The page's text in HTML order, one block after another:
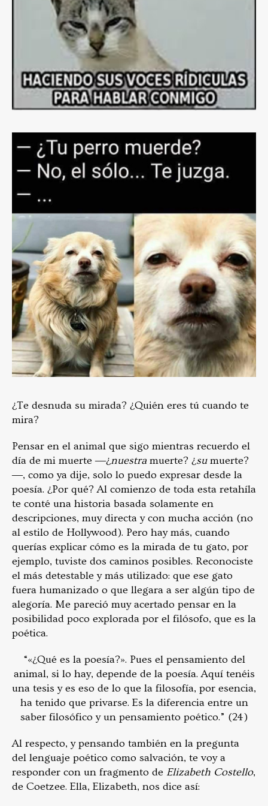
¿Te desnuda su mirada? ¿Quién eres tú cuando te
mira?
Pensar en el animal que sigo mientras recuerdo el
día de mi muerte ―¿nuestra muerte? ¿sumuerte?
―, como ya dije, solo lo puedo expresar desde la
poesía. ¿Por qué? Al comienzo de toda esta retahíla
te conté una historia basada solamente en
descripciones, muy directa y con mucha acción (no
al estilo de Hollywood). Pero hay más, cuando
querías explicar cómo es la mirada de tu gato, por
ejemplo, tuviste dos caminos posibles. Reconociste
el más detestable y más utilizado: que ese gato
fuera humanizado o que llegara a ser algún tipo de
alegoría. Me pareció muy acertado pensar en la
posibilidad poco explorada por el filósofo, que es la
poética.
“«¿Qué es la poesía?». Pues el pensamiento del
animal, si lo hay, depende de la poesía. Aquí tenéis
una tesis y es eso de lo que la filosofía, por esencia,
ha tenido que privarse. Es la diferencia entre un
saber filosófico y un pensamiento poético.” (24)
Al respecto, y pensando también en la pregunta
del lenguaje poético como salvación, te voy a
responder con un fragmento de Elizabeth Costello,
de Coetzee. Ella, Elizabeth, nos dice así: